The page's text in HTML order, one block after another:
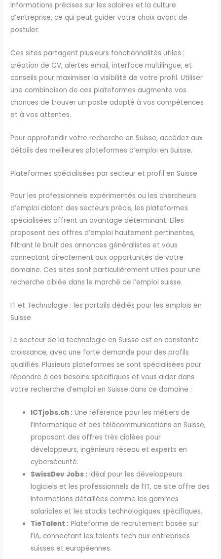
informations précises sur les salaires et la culture
d’entreprise, ce qui peut guider votre choix avant de
postuler.
Ces sites partagent plusieurs fonctionnalités utiles :
création de CV, alertes email, interface multilingue, et
conseils pour maximiser la visibilité de votre profil. Utiliser
une combinaison de ces plateformes augmente vos
chances de trouver un poste adapté à vos compétences
et à vos attentes.
Pour approfondir votre recherche en Suisse, accédez aux
détails des meilleures plateformes d’emploi en Suisse.
Plateformes spécialisées par secteur et profil en Suisse
Pour les professionnels expérimentés ou les chercheurs
d’emploi ciblant des secteurs précis, les plateformes
spécialisées offrent un avantage déterminant. Elles
proposent des offres d’emploi hautement pertinentes,
filtrant le bruit des annonces généralistes et vous
connectant directement aux opportunités de votre
domaine. Ces sites sont particulièrement utiles pour une
recherche ciblée dans le marché de l’emploi suisse.
IT et Technologie : les portails dédiés pour les emplois en
Suisse
Le secteur de la technologie en Suisse est en constante
croissance, avec une forte demande pour des profils
qualifiés. Plusieurs plateformes se sont spécialisées pour
répondre à ces besoins spécifiques et vous aider dans
votre recherche d’emploi en Suisse dans ce domaine :
ICTjobs.ch : Une référence pour les métiers de
l’informatique et des télécommunications en Suisse,
proposant des offres très ciblées pour
développeurs, ingénieurs réseau et experts en
cybersécurité.
SwissDev Jobs : Idéal pour les développeurs
logiciels et les professionnels de l’IT, ce site offre des
informations détaillées comme les gammes
salariales et les stacks technologiques spécifiques.
TieTalent : Plateforme de recrutement basée sur
l’IA, connectant les talents tech aux entreprises
suisses et européennes.